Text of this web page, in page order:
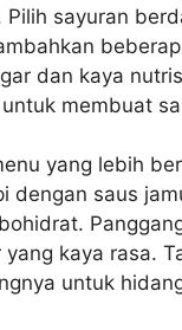
sayuran
dan kaya
membuat
yang lebih
dengan saus
kaya rasa.
untuk